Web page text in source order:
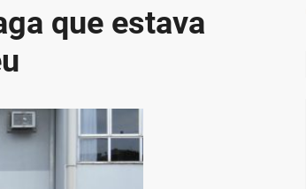
que estava